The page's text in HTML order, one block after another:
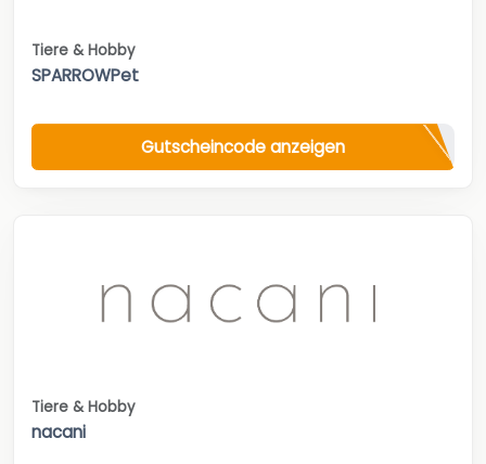
Tiere & Hobby
SPARROWPet
Gutscheincode anzeigen
Tiere & Hobby
nacani